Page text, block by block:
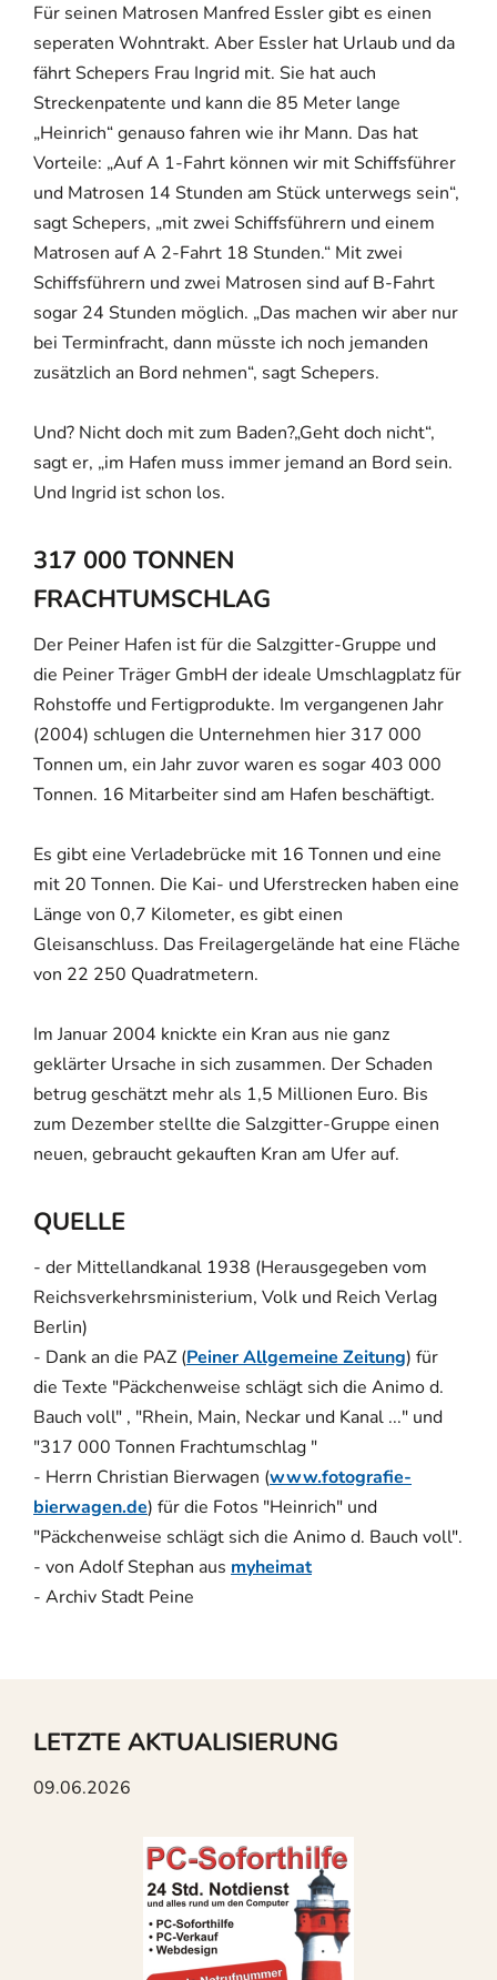
Für seinen Matrosen Manfred Essler gibt es einen
seperaten Wohntrakt. Aber Essler hat Urlaub und da
fährt Schepers Frau Ingrid mit. Sie hat auch
Streckenpatente und kann die 85 Meter lange
„Heinrich“ genauso fahren wie ihr Mann. Das hat
Vorteile: „Auf A 1-Fahrt können wir mit Schiffsführer
und Matrosen 14 Stunden am Stück unterwegs sein“,
sagt Schepers, „mit zwei Schiffsführern und einem
Matrosen auf A 2-Fahrt 18 Stunden.“ Mit zwei
Schiffsführern und zwei Matrosen sind auf B-Fahrt
sogar 24 Stunden möglich. „Das machen wir aber nur
bei Terminfracht, dann müsste ich noch jemanden
zusätzlich an Bord nehmen“, sagt Schepers.
Und? Nicht doch mit zum Baden?„Geht doch nicht“,
sagt er, „im Hafen muss immer jemand an Bord sein.
Und Ingrid ist schon los.
317 000 TONNEN
FRACHTUMSCHLAG
Der Peiner Hafen ist für die Salzgitter-Gruppe und
die Peiner Träger GmbH der ideale Umschlagplatz für
Rohstoffe und Fertigprodukte. Im vergangenen Jahr
(2004) schlugen die Unternehmen hier 317 000
Tonnen um, ein Jahr zuvor waren es sogar 403 000
Tonnen. 16 Mitarbeiter sind am Hafen beschäftigt.
Es gibt eine Verladebrücke mit 16 Tonnen und eine
mit 20 Tonnen. Die Kai- und Uferstrecken haben eine
Länge von 0,7 Kilometer, es gibt einen
Gleisanschluss. Das Freilagergelände hat eine Fläche
von 22 250 Quadratmetern.
Im Januar 2004 knickte ein Kran aus nie ganz
geklärter Ursache in sich zusammen. Der Schaden
betrug geschätzt mehr als 1,5 Millionen Euro. Bis
zum Dezember stellte die Salzgitter-Gruppe einen
neuen, gebraucht gekauften Kran am Ufer auf.
QUELLE
- der Mittellandkanal 1938 (Herausgegeben vom
Reichsverkehrsministerium, Volk und Reich Verlag
Berlin)
- Dank an die PAZ (Peiner Allgemeine Zeitung) für
die Texte "Päckchenweise schlägt sich die Animo d.
Bauch voll" , "Rhein, Main, Neckar und Kanal ..." und
"317 000 Tonnen Frachtumschlag "
- Herrn Christian Bierwagen (www.fotografie-
bierwagen.de) für die Fotos "Heinrich" und
"Päckchenweise schlägt sich die Animo d. Bauch voll".
- von Adolf Stephan aus myheimat
- Archiv Stadt Peine
LETZTE AKTUALISIERUNG
09.06.2026